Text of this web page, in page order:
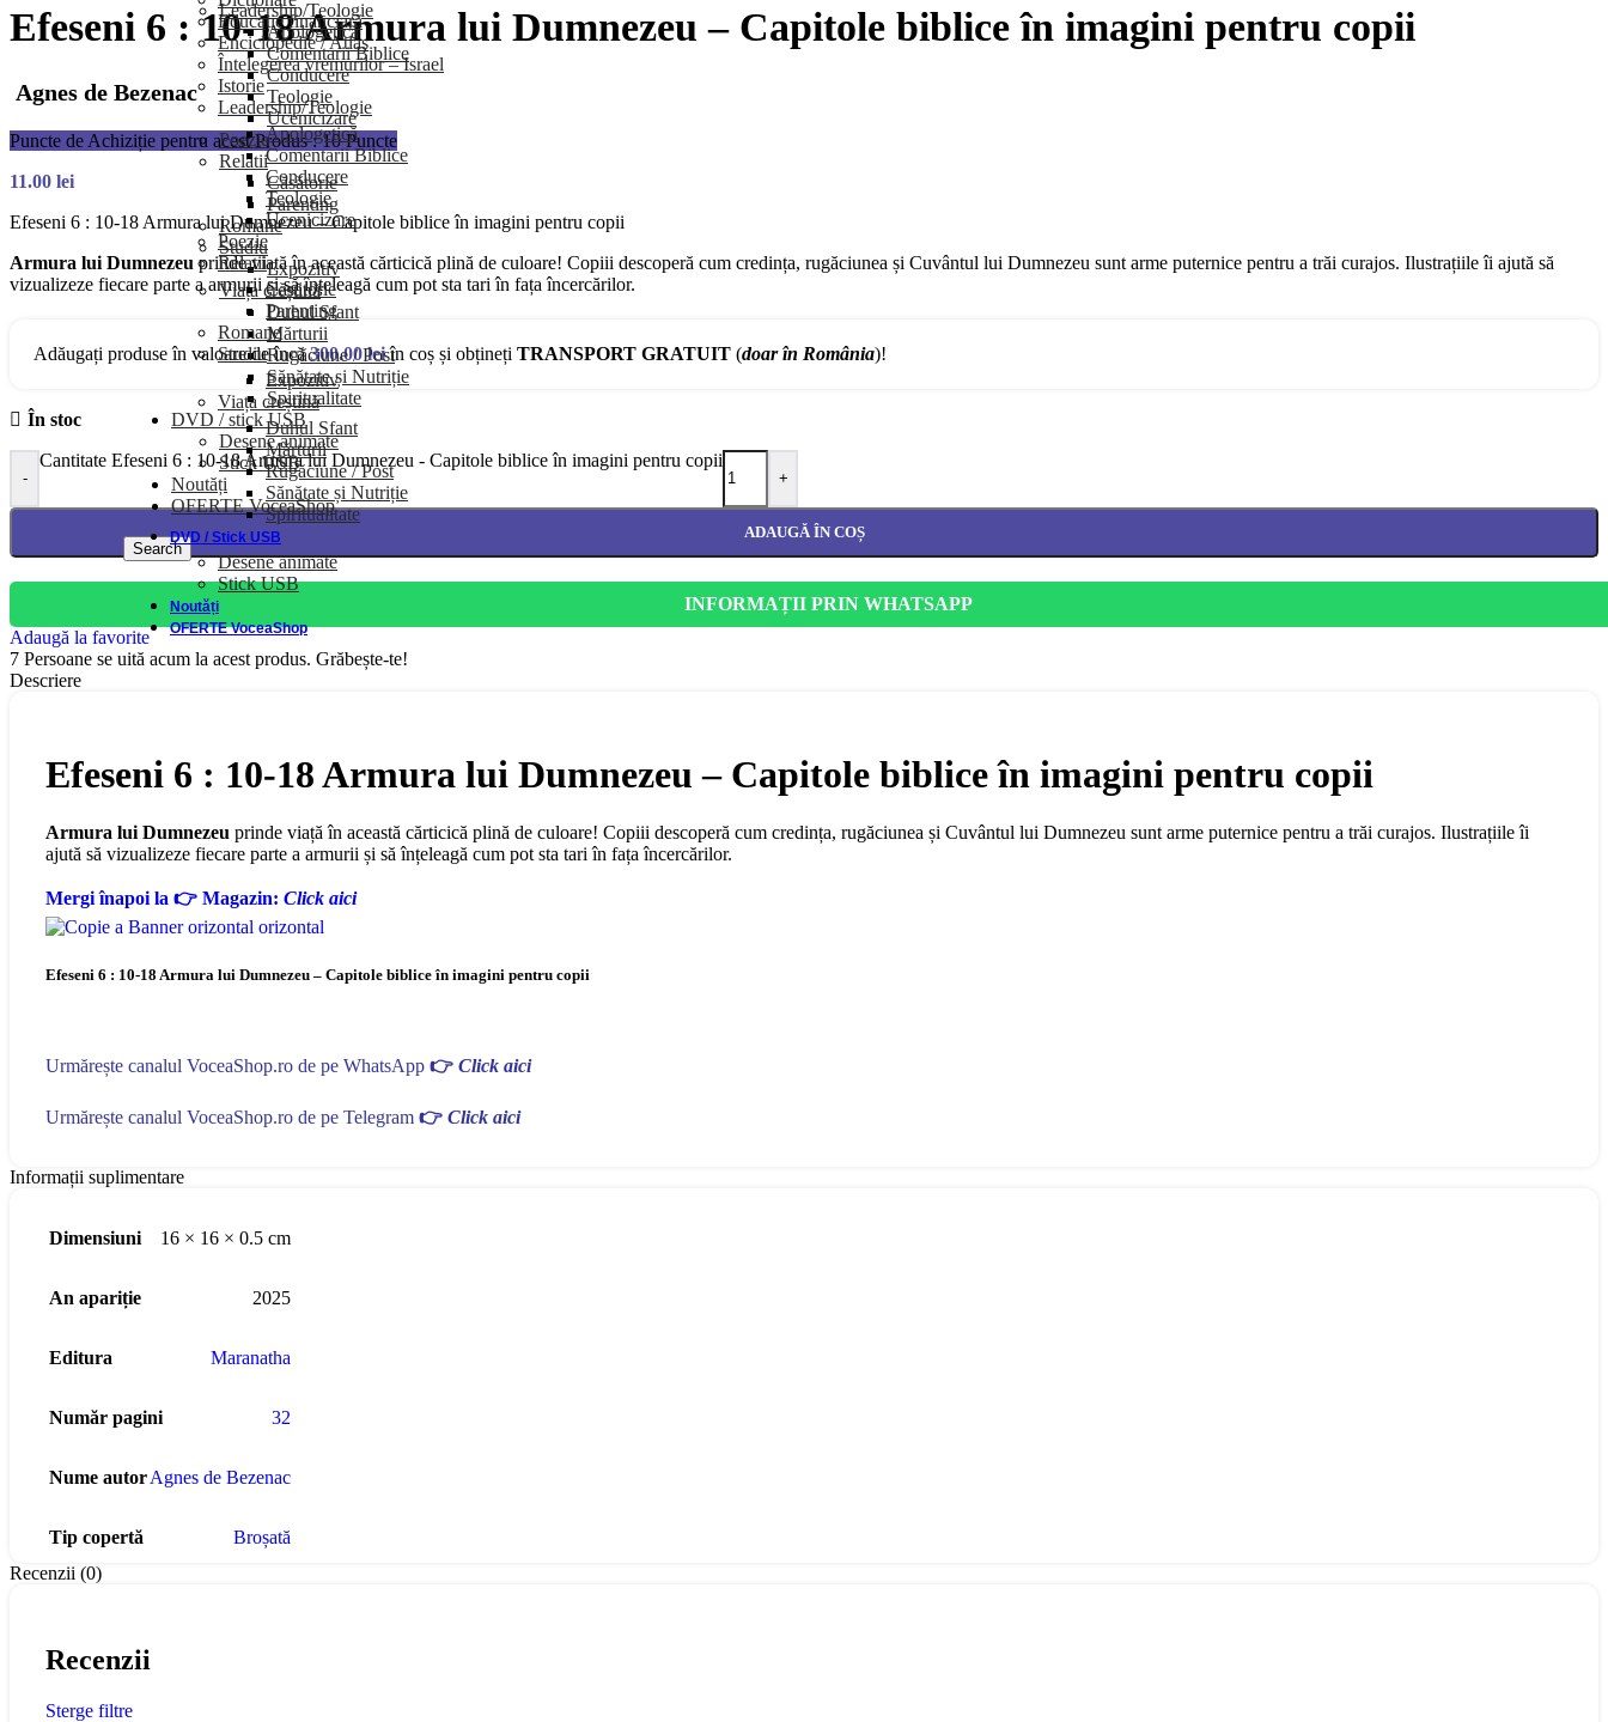
Leadership/Teologie
Apologetică
Comentarii Biblice
Conducere
Teologie
Ucenicizare
Poezie
Relatii
Căsătorie
Parenting
Romane
Studiu
Expozitiv
Viața creștină
Duhul Sfant
Mărturii
Rugăciune / Post
Sănătate și Nutriție
Spiritualitate
DVD / stick USB
Desene animate
Stick USB
Noutăți
OFERTE VoceaShop
Search
Educație financiară
Enciclopedie / Atlas
Întelegerea vremurilor – Israel
Istorie
Leadership/Teologie
Apologetică
Comentarii Biblice
Conducere
Teologie
Ucenicizare
Poezie
Relatii
Căsătorie
Parenting
Romane
Studiu
Expozitiv
Viața creștină
Duhul Sfant
Mărturii
Rugăciune / Post
Sănătate și Nutriție
Spiritualitate
DVD / Stick USB
Desene animate
Stick USB
Noutăți
OFERTE VoceaShop
Efeseni 6 : 10-18 Armura lui Dumnezeu – Capitole biblice în imagini pentru copii
Agnes de Bezenac
Puncte de Achiziție pentru acest Produs : 10 Puncte
11.00 lei
Efeseni 6 : 10-18 Armura lui Dumnezeu – Capitole biblice în imagini pentru copii
Armura lui Dumnezeu prinde viață în această cărticică plină de culoare! Copiii descoperă cum credința, rugăciunea și Cuvântul lui Dumnezeu sunt arme puternice pentru a trăi curajos. Ilustrațiile îi ajută să
vizualizeze fiecare parte a armurii și să înțeleagă cum pot sta tari în fața încercărilor.
Adăugați produse în valoare de încă300.00leiîn coș și obțineți TRANSPORT GRATUIT (doar în România)!
În stoc
-
Cantitate Efeseni 6 : 10-18 Armura lui Dumnezeu - Capitole biblice în imagini pentru copii
+
ADAUGĂ ÎN COȘ
INFORMAȚII PRIN WHATSAPP
Adaugă la favorite
7 Persoane se uită acum la acest produs. Grăbește-te!
Descriere
Efeseni 6 : 10-18 Armura lui Dumnezeu – Capitole biblice în imagini pentru copii
Armura lui Dumnezeu prinde viață în această cărticică plină de culoare! Copiii descoperă cum credința, rugăciunea și Cuvântul lui Dumnezeu sunt arme puternice pentru a trăi curajos. Ilustrațiile îi
ajută să vizualizeze fiecare parte a armurii și să înțeleagă cum pot sta tari în fața încercărilor.
Mergi înapoi la 👉 Magazin: Click aici
Efeseni 6 : 10-18 Armura lui Dumnezeu – Capitole biblice în imagini pentru copii
Urmărește canalul VoceaShop.ro de pe WhatsApp 👉 Click aici
Urmărește canalul VoceaShop.ro de pe Telegram 👉 Click aici
Informații suplimentare
Dimensiuni 16 × 16 × 0.5 cm
An apariție 2025
Editura Maranatha
Număr pagini 32
Nume autorAgnes de Bezenac
Tip copertă
Broșată
Recenzii (0)
Recenzii
Sterge filtre